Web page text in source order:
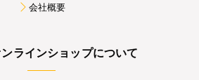
会社概要
ラインショップについて